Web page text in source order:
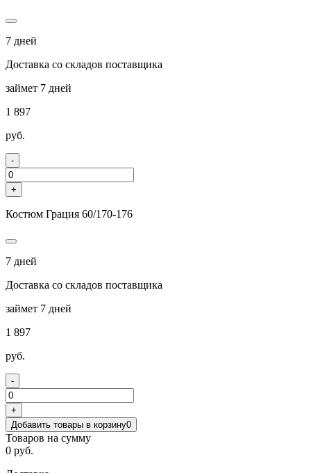
7 дней
Доставка со складов поставщика
займет 7 дней
1 897
руб.
-
+
Костюм Грация 60/170-176
7 дней
Доставка со складов поставщика
займет 7 дней
1 897
руб.
-
+
Добавить товары в корзину0
Товаров на сумму
0 руб.